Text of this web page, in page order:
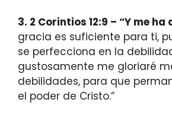
3. 2 Corintios 12:9 – “Y me ha
gracia es suficiente para ti,
se perfecciona en la
gustosamente me gloriaré
debilidades, para que
el poder de Cristo.”